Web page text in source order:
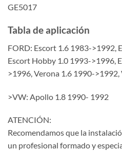
GE5017
Tabla de aplicación
FORD: Escort 1.6 1983->1992,
Escort Hobby 1.0 1993->1996,
>1996, Verona 1.6 1990-
>VW: Apollo 1.8 1990- 1992
ATENCIÓN:
Recomendamos que la
un profesional formado y